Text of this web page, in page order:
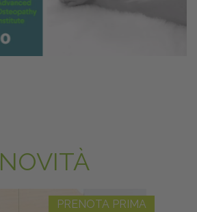
NOVITÀ
PRENOTA PRIMA